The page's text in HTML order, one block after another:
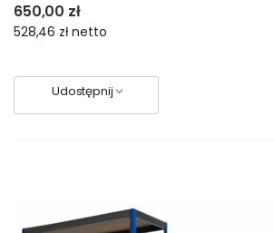
650,00 zł
528,46 złnetto
Udostępnij